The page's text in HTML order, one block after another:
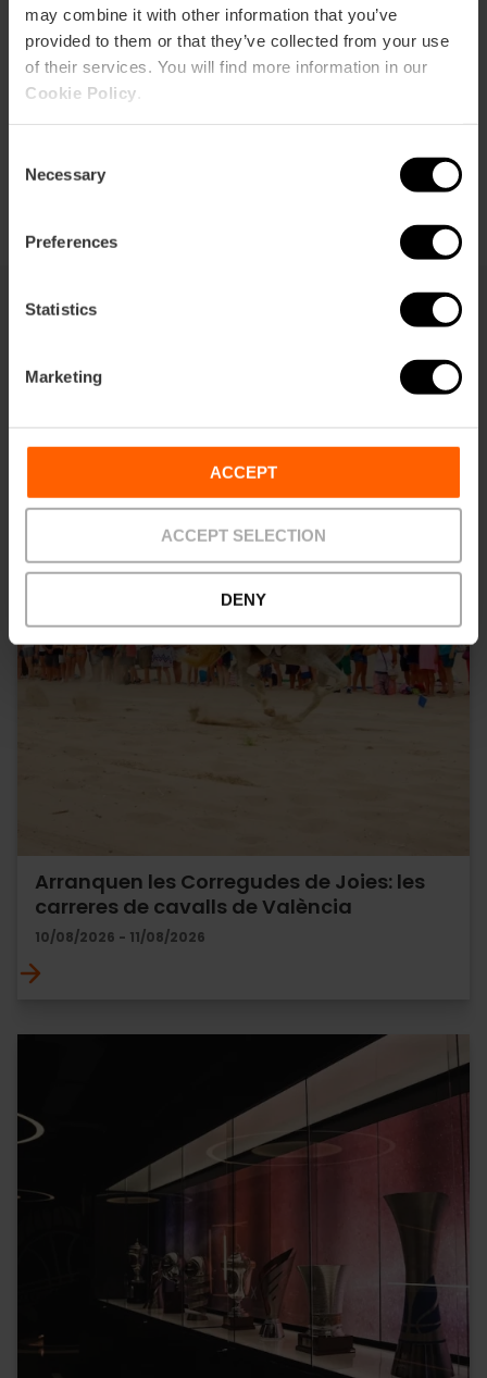
may combine it with other information that you’ve
provided to them or that they’ve collected from your use
of their services. You will find more information in our
Cookie Policy
Selection
Necessary
Preferences
Statistics
Marketing
ACCEPT
ACCEPT SELECTION
DENY
Direccions
Arranquen les Corregudes de Joies: les
carreres de cavalls de València
10/08/2026 - 11/08/2026